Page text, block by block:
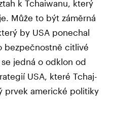
k Tchaiwanu, který
Může to být záměrná
by USA ponechal
bezpečnostně citlivé
jedná o odklon od
USA, které Tchaj-
prvek americké politiky